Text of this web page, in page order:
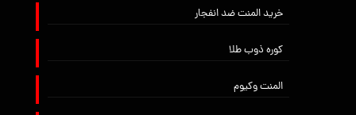
خرید المنت ضد انفجار
کوره ذوب طلا
المنت وکیوم